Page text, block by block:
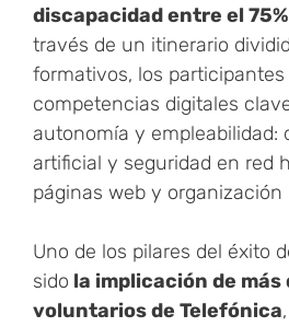
discapacidad entre el
través de un itinerario
formativos, los
competencias digitales
autonomía y empleabilidad:
artificial y seguridad en red
páginas web y organización
Uno de los pilares del éxito
sido la implicación de más
voluntarios de Telefónica